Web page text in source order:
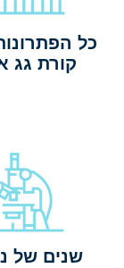
כל
קורת גג
שנים של